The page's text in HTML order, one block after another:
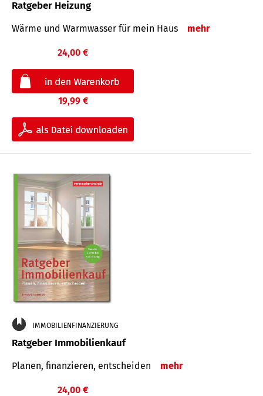
Ratgeber Heizung
Wärme und Warmwasser für mein Haus mehr
24,00 €
19,99 €
IMMOBILIENFINANZIERUNG
Ratgeber Immobilienkauf
Planen, finanzieren, entscheiden mehr
24,00 €